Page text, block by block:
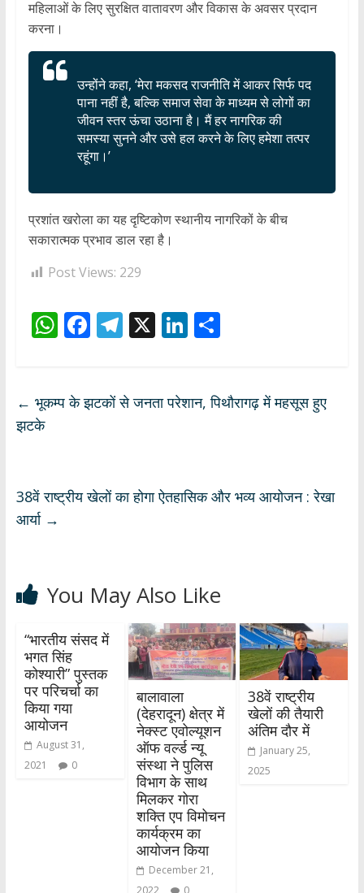
महिलाओं के लिए सुरक्षित वातावरण और विकास के अवसर प्रदान
करना।
उन्होंने कहा, ‘मेरा मकसद राजनीति में आकर सिर्फ पद
पाना नहीं है, बल्कि समाज सेवा के माध्यम से लोगों का
जीवन स्तर ऊंचा उठाना है। मैं हर नागरिक की
समस्या सुनने और उसे हल करने के लिए हमेशा तत्पर
रहूंगा।’
प्रशांत खरोला का यह दृष्टिकोण स्थानीय नागरिकों के बीच
सकारात्मक प्रभाव डाल रहा है।
Post Views: 229
W
s
p
F
b
k
T
gr
X Li
e
S
e
← भूकम्प के झटकों से जनता परेशान, पिथौरागढ़ में महसूस हुए
झटके
38वें राष्ट्रीय खेलों का होगा ऐतहासिक और भव्य आयोजन : रेखा
आर्या →
You May Also Like
“भारतीय संसद में
भगत सिंह
कोश्यारी” पुस्तक
पर परिचर्चा का
किया गया
आयोजन
August 31,
2021
0
बालावाला
(देहरादून) क्षेत्र में
नेक्स्ट एवोल्यूशन
ऑफ वर्ल्ड न्यू
संस्था ने पुलिस
विभाग के साथ
मिलकर गोरा
शक्ति एप विमोचन
कार्यक्रम का
आयोजन किया
December 21,
2022
0
38वें राष्ट्रीय
खेलों की तैयारी
अंतिम दौर में
January 25,
2025